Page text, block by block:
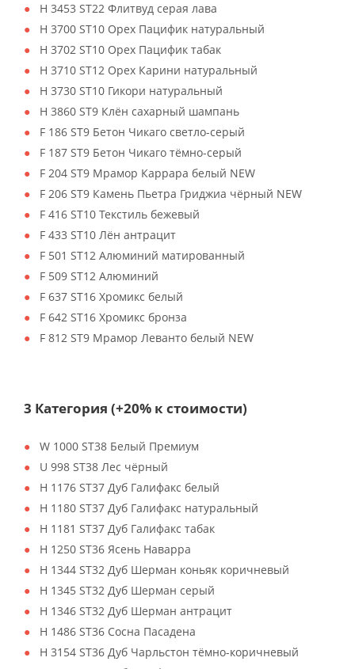
H 3453 ST22 Флитвуд серая лава
H 3700 ST10 Орех Пацифик натуральный
H 3702 ST10 Орех Пацифик табак
H 3710 ST12 Орех Карини натуральный
H 3730 ST10 Гикори натуральный
H 3860 ST9 Клён сахарный шампань
F 186 ST9 Бетон Чикаго светло-серый
F 187 ST9 Бетон Чикаго тёмно-серый
F 204 ST9 Мрамор Каррара белый NEW
F 206 ST9 Камень Пьетра Гриджиа чёрный NEW
F 416 ST10 Текстиль бежевый
F 433 ST10 Лён антрацит
F 501 ST12 Алюминий матированный
F 509 ST12 Алюминий
F 637 ST16 Хромикс белый
F 642 ST16 Хромикс бронза
F 812 ST9 Мрамор Леванто белый NEW
3 Категория (+20% к стоимости)
W 1000 ST38 Белый Премиум
U 998 ST38 Лес чёрный
H 1176 ST37 Дуб Галифакс белый
H 1180 ST37 Дуб Галифакс натуральный
H 1181 ST37 Дуб Галифакс табак
H 1250 ST36 Ясень Наварра
H 1344 ST32 Дуб Шерман коньяк коричневый
H 1345 ST32 Дуб Шерман серый
H 1346 ST32 Дуб Шерман антрацит
H 1486 ST36 Сосна Пасадена
H 3154 ST36 Дуб Чарльстон тёмно-коричневый